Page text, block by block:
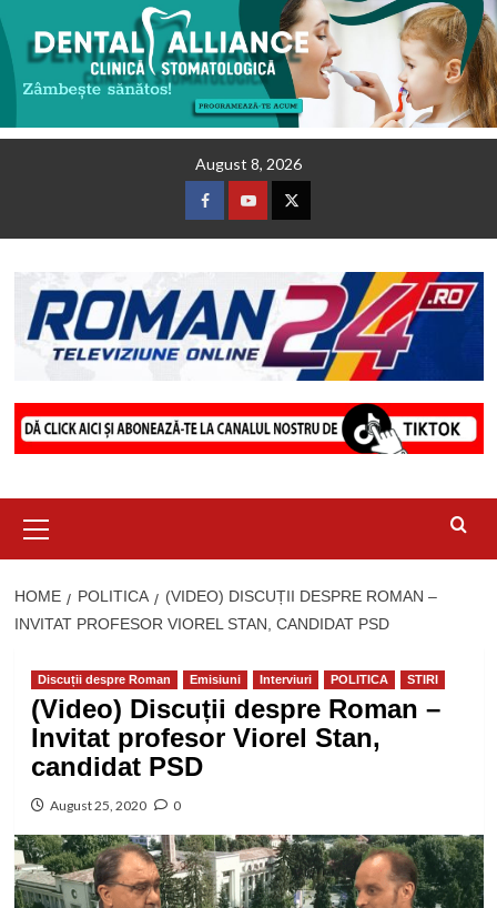
August 8, 2026
FacebookYoutubeTwitter
Menu
HOME POLITICA
(VIDEO) DISCUȚII DESPRE ROMAN –
INVITAT PROFESOR VIOREL STAN, CANDIDAT PSD
Discuții despre Roman Emisiuni Interviuri POLITICA STIRI
(Video) Discuții despre Roman –
Invitat profesor Viorel Stan,
candidat PSD
August 25, 2020 0